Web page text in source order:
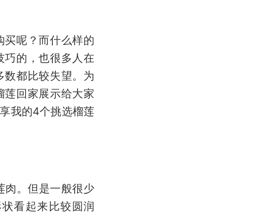
呢？而什么样的
巧的，也很多人在
数都比较失望。为
莲回家展示给大家
我的4个挑选榴莲
肉。但是一般很少
看起来比较圆润